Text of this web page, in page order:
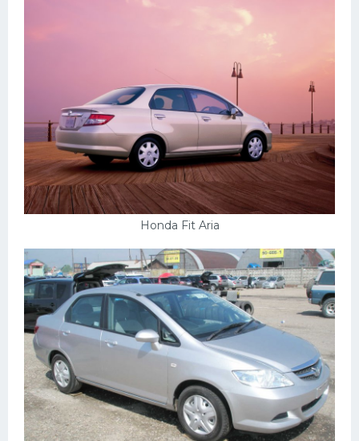
Honda Fit Aria
Черри
Джили
Хавал
Кавасаки
Инфинити
ЛУАЗ
Фиат
Ситроен
Субару
Опель
Подводные лодки